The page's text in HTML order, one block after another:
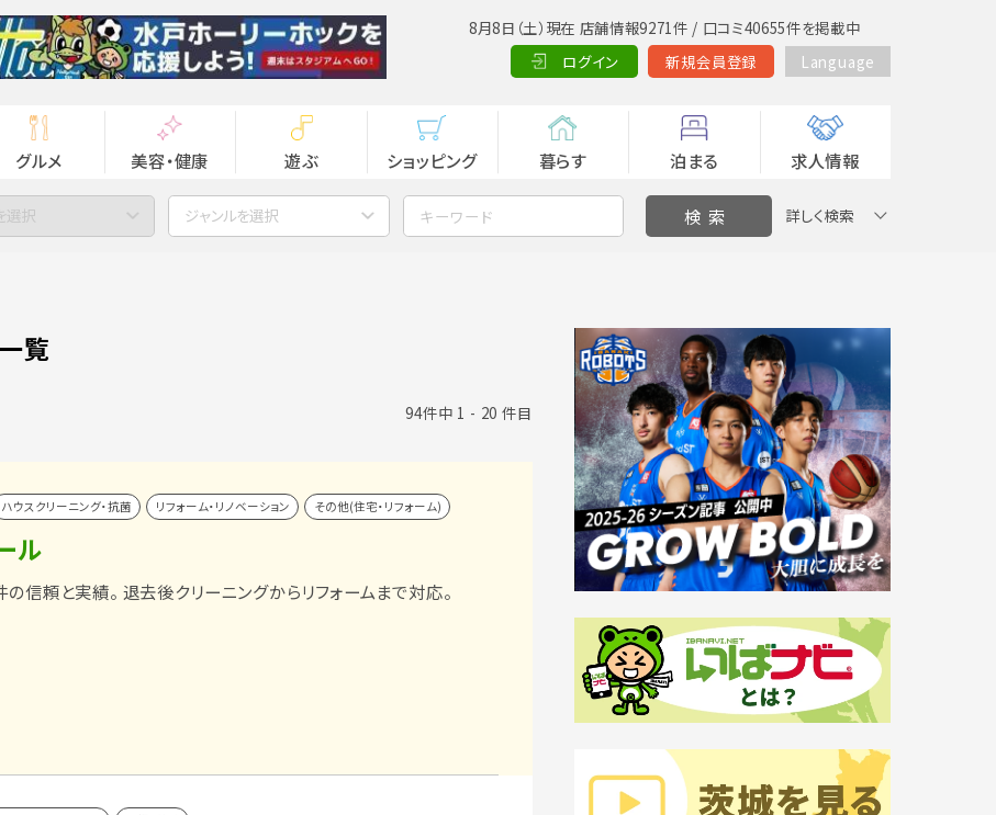
8月8日（土）現在 店舗情報9271件 / 口コミ40655件を掲載中
ログイン
新規会員登録 Language
グルメ 美容・健康 遊ぶ ショッピング 暮らす 泊まる 求人情報
選択 ジャンルを選択 詳しく検索
覧
94件中 1 - 20 件目
ハウスクリーニング・抗菌 リフォーム・リノベーション その他(住宅・リフォーム)
ル
信頼と実績。 退去後クリーニングからリフォームまで対応。